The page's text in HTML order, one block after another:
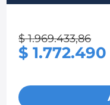
$ 1.969.433,86
$ 1.772.490